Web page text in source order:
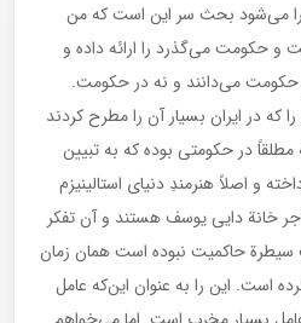
می‌شود بحث سر این است که من
و حکومت می‌گذرد را ارائه داده و
حکومت می‌دانند و نه در حکومت.
که در ایران بسیار آن را مطرح کردند
در حکومتی بوده که به تبیین
و اصلاً هنرمندِ دنیای استالینیزم
خانة دایی یوسف هستند و آن تفکر
سیطرة حاکمیت نبوده است همان زمان
است. این را به عنوان این‌که عامل